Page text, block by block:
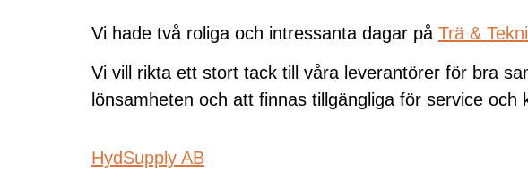
Vi hade två roliga och intressanta dagar på Trä &
Vi vill rikta ett stort tack till våra leverantörer för bra
lönsamheten och att finnas tillgängliga för service och
HydSupply AB